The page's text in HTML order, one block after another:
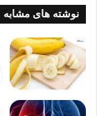
نوشته های مشابه